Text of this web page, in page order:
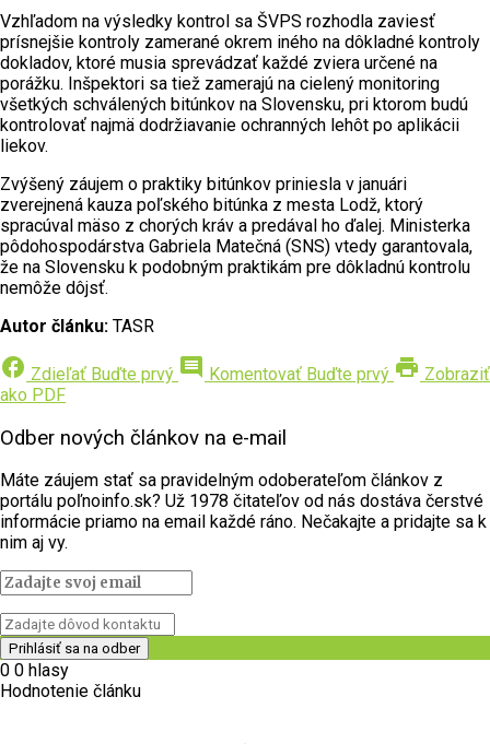
Vzhľadom na výsledky kontrol sa ŠVPS rozhodla zaviesť
prísnejšie kontroly zamerané okrem iného na dôkladné kontroly
dokladov, ktoré musia sprevádzať každé zviera určené na
porážku. Inšpektori sa tiež zamerajú na cielený monitoring
všetkých schválených bitúnkov na Slovensku, pri ktorom budú
kontrolovať najmä dodržiavanie ochranných lehôt po aplikácii
liekov.
Zvýšený záujem o praktiky bitúnkov priniesla v januári
zverejnená kauza poľského bitúnka z mesta Lodž, ktorý
spracúval mäso z chorých kráv a predával ho ďalej. Ministerka
pôdohospodárstva Gabriela Matečná (SNS) vtedy garantovala,
že na Slovensku k podobným praktikám pre dôkladnú kontrolu
nemôže dôjsť.
Autor článku: TASR
facebook Zdieľať Buďte prvý comment Komentovať Buďte prvý print Zobraziť
ako PDF
Odber nových článkov na e-mail
Máte záujem stať sa pravidelným odoberateľom článkov z
portálu poľnoinfo.sk? Už 1978 čitateľov od nás dostáva čerstvé
informácie priamo na email každé ráno. Nečakajte a pridajte sa k
nim aj vy.
0 0 hlasy
Hodnotenie článku